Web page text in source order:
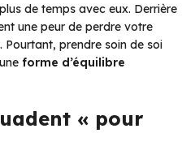
de temps avec eux. Derrière
une peur de perdre votre
prendre soin de soi
forme d’équilibre
« pour